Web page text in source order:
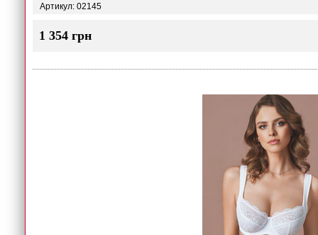
Артикул: 02145
1 354 грн